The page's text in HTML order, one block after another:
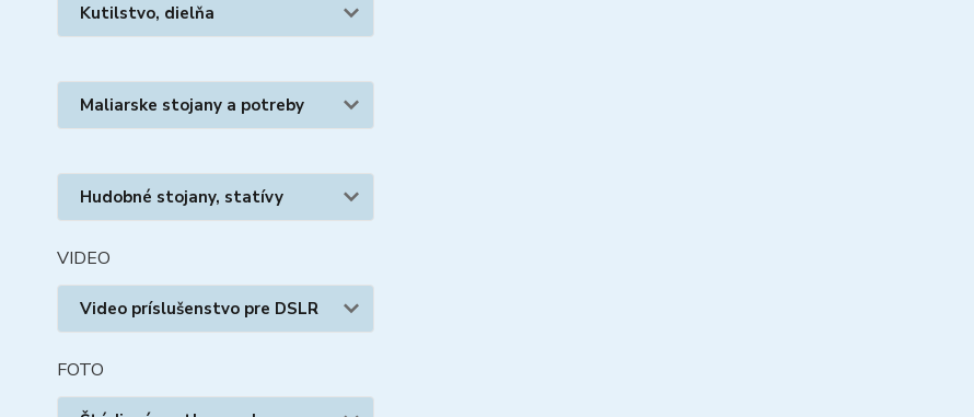
Kutilstvo, dielňa
Maliarske stojany a potreby
Hudobné stojany, statívy
VIDEO
Video príslušenstvo pre DSLR
FOTO